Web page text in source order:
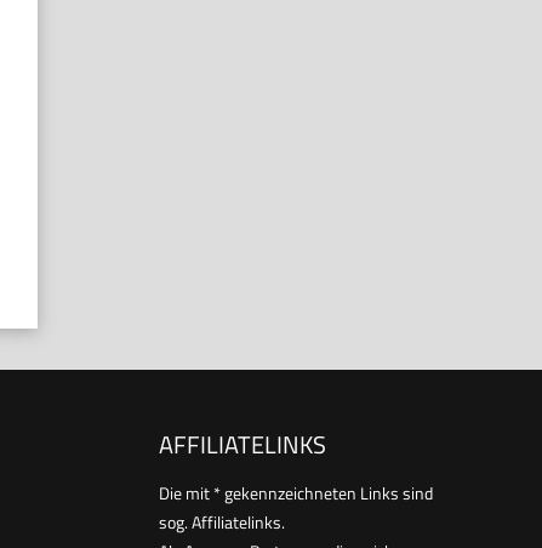
AFFILIATELINKS
Die mit * gekennzeichneten Links sind
sog. Affiliatelinks.